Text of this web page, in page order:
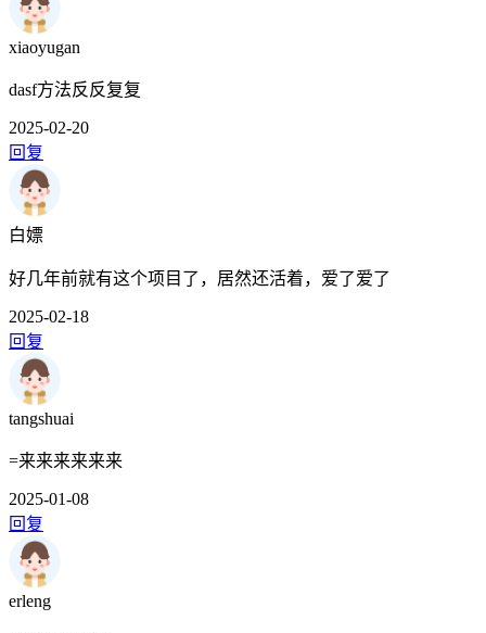
xiaoyugan
dasf方法反反复复
2025-02-20
回复
白嫖
好几年前就有这个项目了，居然还活着，爱了爱了
2025-02-18
回复
tangshuai
=来来来来来来
2025-01-08
回复
erleng